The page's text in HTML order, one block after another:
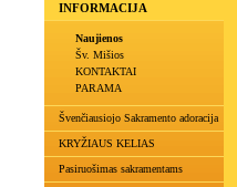
INFORMACIJA
Naujienos
Šv. Mišios
KONTAKTAI
PARAMA
Švenčiausiojo Sakramento adoracija
KRYŽIAUS KELIAS
Pasiruošimas sakramentams